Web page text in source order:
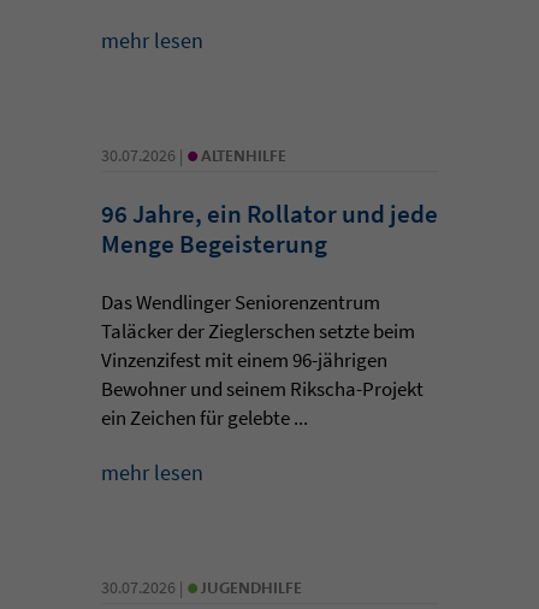
mehr lesen
30.07.2026 | • ALTENHILFE
96 Jahre, ein Rollator und jede
Menge Begeisterung
Das Wendlinger Seniorenzentrum
Taläcker der Zieglerschen setzte beim
Vinzenzifest mit einem 96-jährigen
Bewohner und seinem Rikscha-Projekt
ein Zeichen für gelebte ...
mehr lesen
30.07.2026 | • JUGENDHILFE